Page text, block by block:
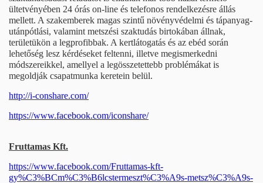
ültetvényében 24 órás on-line és telefonos rendelkezésre állás
mellett. A szakemberek magas szintű növényvédelmi és tápanyag-
utánpótlási, valamint metszési szaktudás birtokában állnak,
területükön a legprofibbak. A kertlátogatás és az ebéd során
lehetőség lesz kérdéseket feltenni, illetve megismerkedni
módszereikkel, amellyel a legösszetettebb problémákat is
megoldják csapatmunka keretein belül.
http://i-conshare.com/
https://www.facebook.com/iconshare/
Fruttamas Kft.
https://www.facebook.com/Fruttamas-kft-
gy%C3%BCm%C3%B6lcstermeszt%C3%A9s-metsz%C3%A9s-